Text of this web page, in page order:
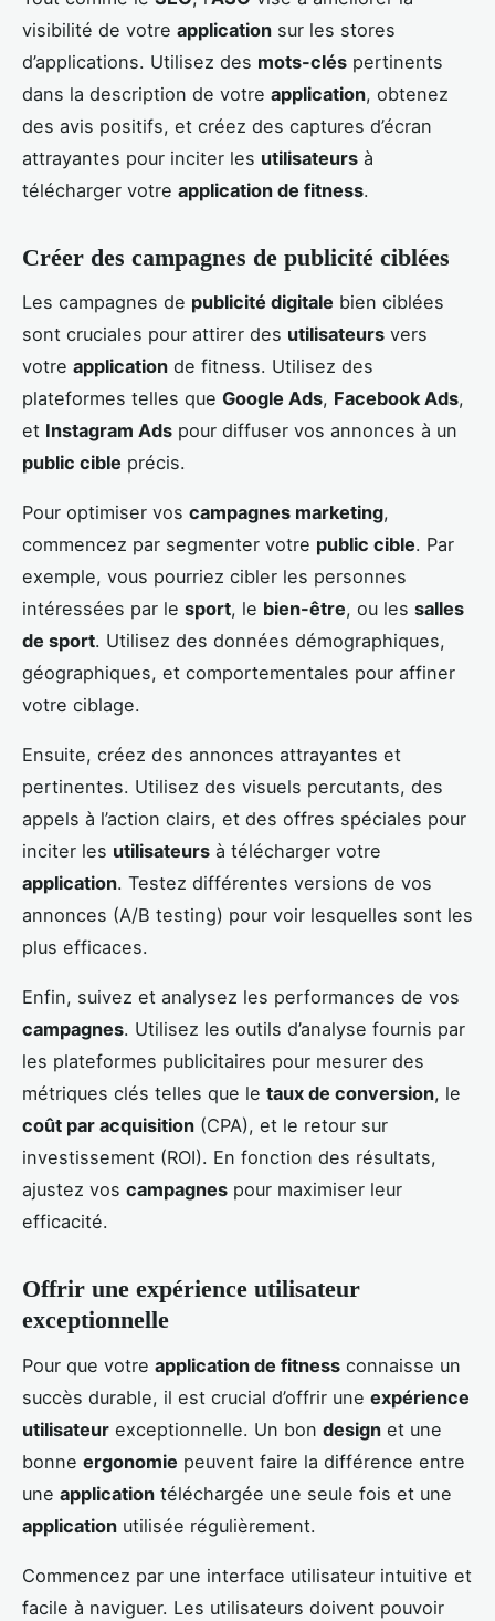
visibilité de votre application sur les stores
d’applications. Utilisez des mots-clés pertinents
dans la description de votre application, obtenez
des avis positifs, et créez des captures d’écran
attrayantes pour inciter les utilisateurs à
télécharger votre application de fitness.
Créer des campagnes de publicité ciblées
Les campagnes de publicité digitale bien ciblées
sont cruciales pour attirer des utilisateurs vers
votre application de fitness. Utilisez des
plateformes telles que Google Ads, Facebook Ads,
et Instagram Ads pour diffuser vos annonces à un
public cible précis.
Pour optimiser vos campagnes marketing,
commencez par segmenter votre public cible. Par
exemple, vous pourriez cibler les personnes
intéressées par le sport, le bien-être, ou les salles
de sport. Utilisez des données démographiques,
géographiques, et comportementales pour affiner
votre ciblage.
Ensuite, créez des annonces attrayantes et
pertinentes. Utilisez des visuels percutants, des
appels à l’action clairs, et des offres spéciales pour
inciter les utilisateurs à télécharger votre
application. Testez différentes versions de vos
annonces (A/B testing) pour voir lesquelles sont les
plus efficaces.
Enfin, suivez et analysez les performances de vos
campagnes. Utilisez les outils d’analyse fournis par
les plateformes publicitaires pour mesurer des
métriques clés telles que le taux de conversion, le
coût par acquisition (CPA), et le retour sur
investissement (ROI). En fonction des résultats,
ajustez vos campagnes pour maximiser leur
efficacité.
Offrir une expérience utilisateur
exceptionnelle
Pour que votre application de fitness connaisse un
succès durable, il est crucial d’offrir une expérience
utilisateur exceptionnelle. Un bon design et une
bonne ergonomie peuvent faire la différence entre
une application téléchargée une seule fois et une
application utilisée régulièrement.
Commencez par une interface utilisateur intuitive et
facile à naviguer. Les utilisateurs doivent pouvoir